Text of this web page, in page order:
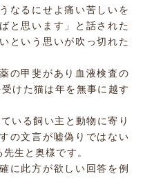
なるにせよ痛い苦しいを
と思います」と話された
という思いが吹っ切れた
の甲斐があり血液検査の
けた猫は年を無事に越す
いる飼い主と動物に寄り
の文言が嘘偽りではない
生と奥様です。
に此方が欲しい回答を例